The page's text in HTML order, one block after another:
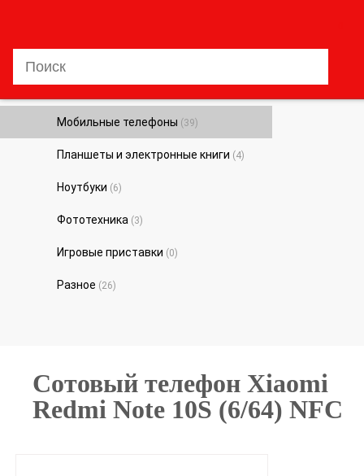
Мобильные телефоны (39)
Планшеты и электронные книги (4)
Ноутбуки (6)
Фототехника (3)
Игровые приставки (0)
Разное (26)
Сотовый телефон Xiaomi
Redmi Note 10S (6/64) NFC